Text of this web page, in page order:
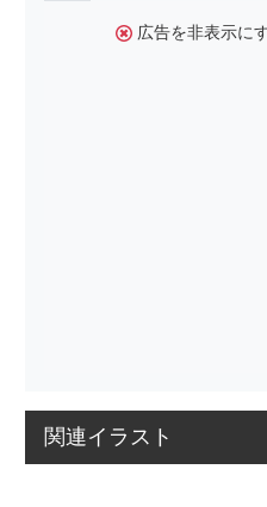
広告を非表示に
関連イラスト